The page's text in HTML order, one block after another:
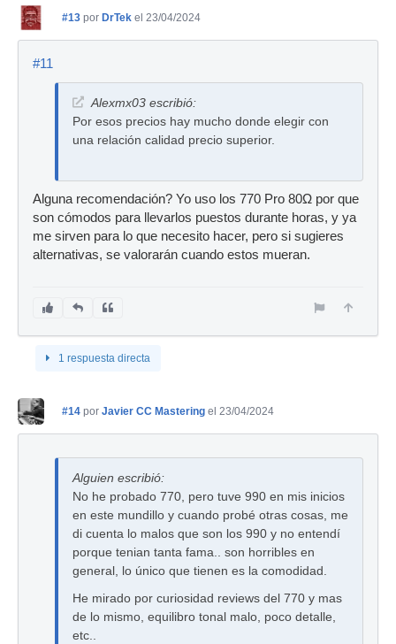
#13 por DrTek el 23/04/2024
#11
Alexmx03 escribió:
Por esos precios hay mucho donde elegir con
una relación calidad precio superior.
Alguna recomendación? Yo uso los 770 Pro 80Ω por que
son cómodos para llevarlos puestos durante horas, y ya
me sirven para lo que necesito hacer, pero si sugieres
alternativas, se valorarán cuando estos mueran.
1 respuesta directa
#14 por Javier CC Mastering el 23/04/2024
Alguien escribió:
No he probado 770, pero tuve 990 en mis inicios
en este mundillo y cuando probé otras cosas, me
di cuenta lo malos que son los 990 y no entendí
porque tenian tanta fama.. son horribles en
general, lo único que tienen es la comodidad.
He mirado por curiosidad reviews del 770 y mas
de lo mismo, equilibro tonal malo, poco detalle,
etc..